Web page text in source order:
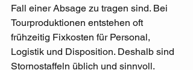
Fall einer Absage zu tragen sind. Bei
Tourproduktionen entstehen oft
frühzeitig Fixkosten für Personal,
Logistik und Disposition. Deshalb sind
Stornostaffeln üblich und sinnvoll.